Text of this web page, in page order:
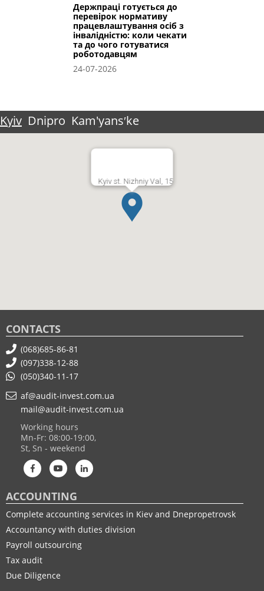
Держпраці готується до
перевірок нормативу
працевлаштування осіб з
інвалідністю: коли чекати
та до чого готуватися
роботодавцям
24-07-2026
Kyiv Dnipro Kam'yansʹke
Kyiv st. Nizhniy Val, 15
CONTACTS
(068)685-86-81
(097)338-12-88
(050)340-11-17
af@audit-invest.com.ua
mail@audit-invest.com.ua
Working hours
Mn-Fr: 08:00-19:00,
St, Sn - weekend
ACCOUNTING
Complete accounting services in Kiev and Dnepropetrovsk
Accountancy with duties division
Payroll outsourcing
Tax audit
Due Diligence